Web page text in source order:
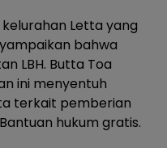
Letta yang
bahwa
LBH. Butta Toa
ini menyentuh
terkait pemberian
hukum gratis.